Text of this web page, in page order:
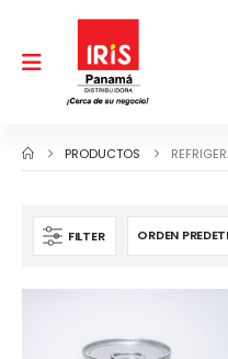
PRODUCTOS
FILTER